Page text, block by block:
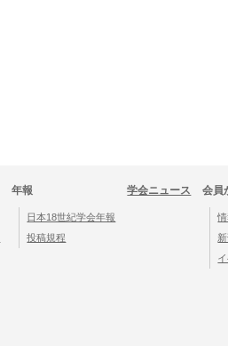
年報
日本18世紀学会年報
​投稿規程
​学会ニュース 会員
新